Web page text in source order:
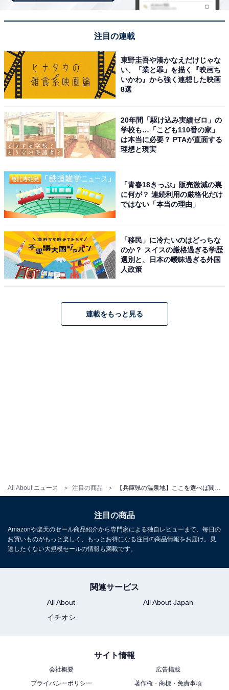
All About ニュース 注目の商品
香住の海の幸を堪能できる宿
イトより）
「なごみの香風の宿 さだ助」は、ちいさな漁師町にあ
る、海の幸と温かなおもてなしが自慢の宿です。主人が
を楽しめるお風呂が完備されており、日々の疲れを癒や
す贅沢なひとときを過ごせます。
所在地：兵庫県美方郡香美町香住区下浜634
交通手段：公式Webサイトをご確認ください
料金
※料金は公式Webサイト参考価格
※プラン・部屋により価格は変動します
※プランにより時間が異なる可能性があります
あわせて読みたい
注目の連載
東野圭吾や湊かなえだけじゃな
い、「業と罪」を描く『映画ち
いかわ』から強く連想した映画
8選
20年間「駆け込み実績ゼロ」の
学校も…「こども110番の家」
は本当に必要？ PTAが直面する
理想と現実
「青春18きっぷ」販売激減の裏
に何が？ 連続利用の厳格化だけ
ではない「本当の理由」
「移民」に冷たいのはどっちな
のか？ スイスの厳格過ぎる学歴
選別と、日本の曖昧過ぎる外国
人政策
連載をもっと見る
注目の商品
Amazonや楽天のセール商品紹介から専門家による独自レビューまで、毎日の
お買いものがもっと楽しく、もっとお得になる注目の商品情報をお届け。見
逃したくない大規模セールの情報も満載です。
関連サービス
All About
All About Japan
イチオシ
サイト情報
会社概要
広告掲載
プライバシーポリシー
著作権・商標・免責事項